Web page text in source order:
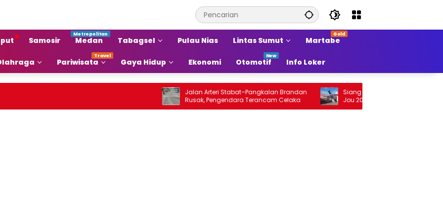
Samosir Medan Tabagsel Pulau Nias Lintas Sumut Martabe
Pariwisata Gaya Hidup Ekonomi Otomotif Info Loker
Jalan Arteri Stabat–Pangkalan Brandan
Rusak, Pengendara Terancam Celaka
Siang Ini Opening Festival Tao Toba Jou
Jou 2026 di Onan Baru Pangururan:
Malamnya Dihibur Marsada Band